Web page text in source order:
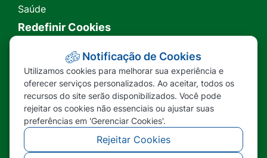
Saúde
Redefinir Cookies
Transparência
Ouvidoria
SIC
Notificação de Cookies
Utilizamos cookies para melhorar sua experiência e
oferecer serviços personalizados. Ao aceitar, todos os
recursos do site serão disponibilizados. Você pode
rejeitar os cookies não essenciais ou ajustar suas
preferências em 'Gerenciar Cookies'.
Rejeitar Cookies